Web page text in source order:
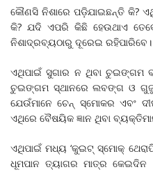
କୌଣସି ନିଶାରେ ପଡ଼ିଯାଇଛନ୍ତି କି?
କି? ଯଦି ଏପରି କିଛି ହେଉଥାଏ
ନିଶାଦ୍ରବ୍ୟଠାରୁ ଦୂରେଇ ରହିପାରିବେ।
ଏଥିପାଇଁ ସୁଗାର ନ ଥିବା ଚୁଇଙ୍ଗମ
ଚୁଇଙ୍ଗମ ସ୍ଥାନରେ ଲବଙ୍ଗ ଓ
ଯେଉଁମାନେ ଚେନ୍‌ ସ୍ମୋକର ଏବଂ
ଏଥିରେ ବୈଷୟିକ ଜ୍ଞାନ ଥିବା
ଏଥିପାଇଁ ମଧ୍ୟ ‘କୁଇଟ୍‌ ସ୍ମୋକ୍‌
ଧୂମପାନ ତ୍ୟାଗର ମାତ୍ର